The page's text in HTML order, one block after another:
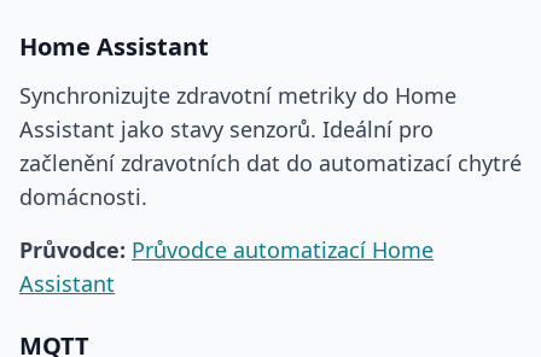
Home Assistant
Synchronizujte zdravotní metriky do Home
Assistant jako stavy senzorů. Ideální pro
začlenění zdravotních dat do automatizací chytré
domácnosti.
Průvodce: Průvodce automatizací Home
Assistant
MQTT